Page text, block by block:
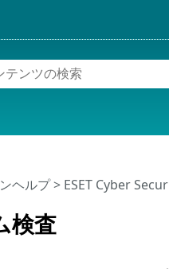
検査
ヘルプ> ESET Cyber